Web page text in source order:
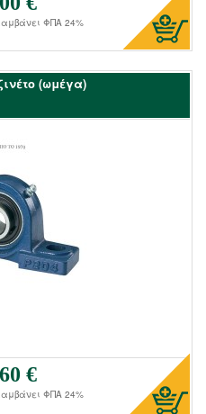
ΦΠΑ 24%
(ωμέγα)
€
ΦΠΑ 24%